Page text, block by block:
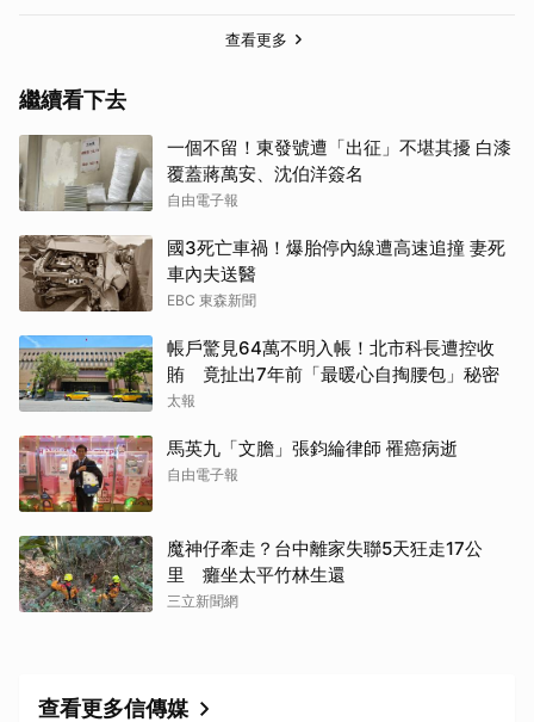
查看更多
繼續看下去
一個不留！東發號遭「出征」不堪其擾 白漆
覆蓋蔣萬安、沈伯洋簽名
自由電子報
國3死亡車禍！爆胎停內線遭高速追撞 妻死
車內夫送醫
EBC 東森新聞
帳戶驚見64萬不明入帳！北市科長遭控收
賄 竟扯出7年前「最暖心自掏腰包」秘密
太報
馬英九「文膽」張鈞綸律師 罹癌病逝
自由電子報
魔神仔牽走？台中離家失聯5天狂走17公
里 癱坐太平竹林生還
三立新聞網
查看更多信傳媒